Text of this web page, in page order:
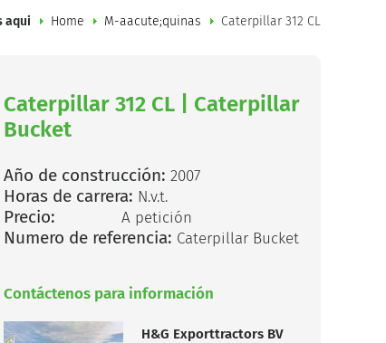
aqui Home M-aacute;quinas Caterpillar 312 CL
Caterpillar 312 CL | Caterpillar
Bucket
Año de construcción: 2007
Horas de carrera: N.v.t.
Precio: A petición
Numero de referencia: Caterpillar Bucket
Contáctenos para información
H&G Exporttractors BV